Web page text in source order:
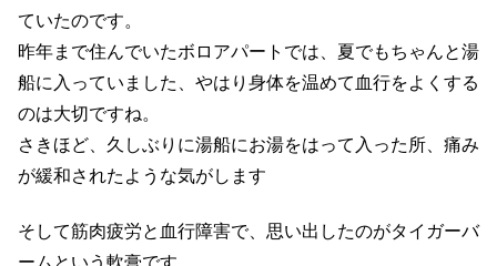
ていたのです。
昨年まで住んでいたボロアパートでは、夏でもちゃんと湯
船に入っていました、やはり身体を温めて血行をよくする
のは大切ですね。
さきほど、久しぶりに湯船にお湯をはって入った所、痛み
が緩和されたような気がします
そして筋肉疲労と血行障害で、思い出したのがタイガーバ
ームという軟膏です。